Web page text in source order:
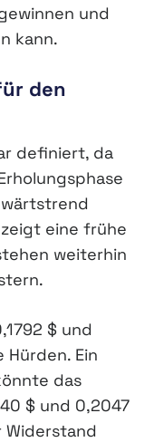
und
kann.
den
definiert, da
eine frühe
weiterhin
$ und
Ein
das
$ und 0,2047